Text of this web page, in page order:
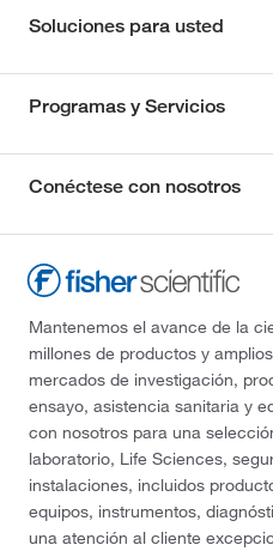
Soluciones para usted
Programas y Servicios
Conéctese con nosotros
Mantenemos el avance de la
millones de productos y
mercados de investigación,
ensayo, asistencia sanitaria y
con nosotros para una
laboratorio, Life Sciences,
instalaciones, incluidos
equipos, instrumentos,
una atención al cliente